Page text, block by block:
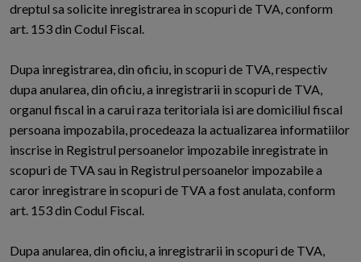
dreptul sa solicite inregistrarea in scopuri de TVA, conform
art. 153 din Codul Fiscal.
Dupa inregistrarea, din oficiu, in scopuri de TVA, respectiv
dupa anularea, din oficiu, a inregistrarii in scopuri de TVA,
organul fiscal in a carui raza teritoriala isi are domiciliul fiscal
persoana impozabila, procedeaza la actualizarea informatiilor
inscrise in Registrul persoanelor impozabile inregistrate in
scopuri de TVA sau in Registrul persoanelor impozabile a
caror inregistrare in scopuri de TVA a fost anulata, conform
art. 153 din Codul Fiscal.
Dupa anularea, din oficiu, a inregistrarii in scopuri de TVA,